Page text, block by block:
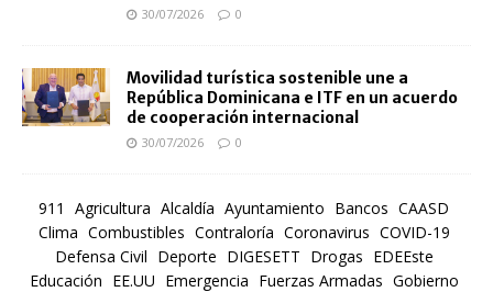
30/07/2026 0
Movilidad turística sostenible une a
República Dominicana e ITF en un acuerdo
de cooperación internacional
30/07/2026 0
911 Agricultura Alcaldía Ayuntamiento Bancos CAASD
Clima Combustibles Contraloría Coronavirus COVID-19
Defensa Civil Deporte DIGESETT Drogas EDEEste
Educación EE.UU Emergencia Fuerzas Armadas Gobierno